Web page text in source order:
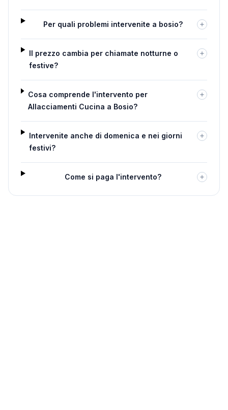
Per quali problemi intervenite a bosio?
Il prezzo cambia per chiamate notturne o
festive?
Cosa comprende l'intervento per
Allacciamenti Cucina a Bosio?
Intervenite anche di domenica e nei giorni
festivi?
Come si paga l'intervento?